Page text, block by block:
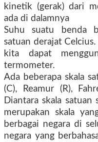
kinetik (gerak) dari
ada di dalamnya
Suhu suatu benda
satuan derajat
kita dapat
termometer.
Ada beberapa skala
(C), Reamur (R),
Diantara skala satuan
merupakan skala
berbagai negara di
negara yang